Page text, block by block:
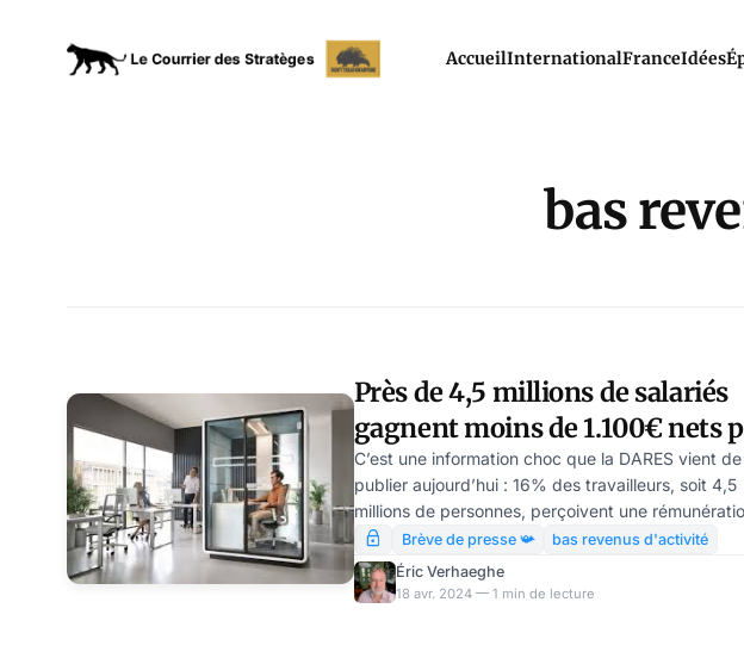
AccueilInternationalFranceIdées
bas
Près de 4,5 millions de salariés
gagnent moins de 1.100€ nets
mois
C’est une information choc que la DARES vient de
publier aujourd’hui : 16% des travailleurs, soit 4,5
millions de personnes, perçoivent une
inférieure à 1.100€. Toute la question est de savoir
pourquoi tant de millions de personnes en France
vivent si mal de leur travail…
Brève de presse 📯
bas revenus d'activité
Éric Verhaeghe
18 avr. 2024 — 1 min de lecture